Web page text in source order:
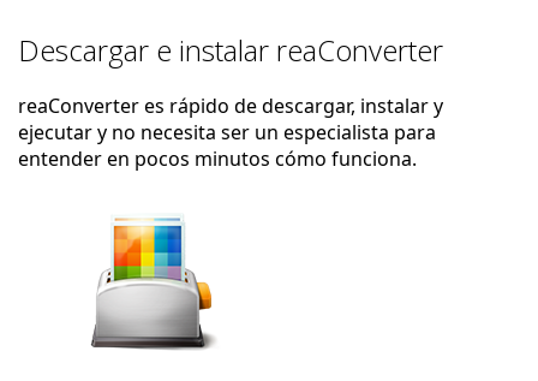
Descargar e instalar reaConverter
reaConverter es rápido de descargar, instalar y
ejecutar y no necesita ser un especialista para
entender en pocos minutos cómo funciona.